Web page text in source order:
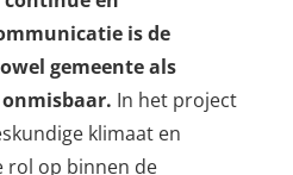
is de
gemeente als
In het project
klimaat en
rol op binnen de